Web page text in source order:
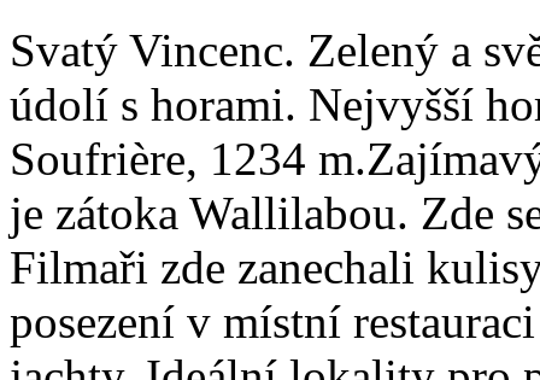
Svatý Vincenc. Zelený a
údolí s horami. Nejvyšší
Soufrière, 1234
je zátoka Wallilabou. Zde
Filmaři zde zanechali
posezení v místní